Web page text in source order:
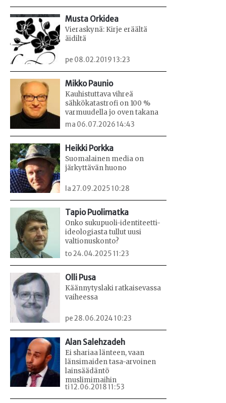
Musta Orkidea
Vieraskynä: Kirje eräältä
äidiltä
pe 08.02.2019 13:23
Mikko Paunio
Kauhistuttava vihreä
sähkökatastrofi on 100 %
varmuudella jo oven takana
ma 06.07.2026 14:43
Heikki Porkka
Suomalainen media on
järkyttävän huono
la 27.09.2025 10:28
Tapio Puolimatka
Onko sukupuoli-identiteetti-
ideologiasta tullut uusi
valtionuskonto?
to 24.04.2025 11:23
Olli Pusa
Käännytyslaki ratkaisevassa
vaiheessa
pe 28.06.2024 10:23
Alan Salehzadeh
Ei shariaa länteen, vaan
länsimaiden tasa-arvoinen
lainsäädäntö
muslimimaihin
ti 12.06.2018 11:53